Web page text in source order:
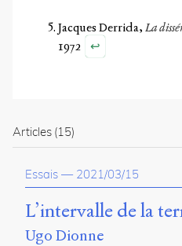
Jacques Derrida,La
1972
↩
Articles (15)
Essais — 2021/03/15
L’intervalle de la
Ugo Dionne